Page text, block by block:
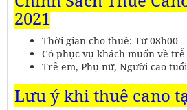
2021
Thời gian cho thuê: Từ 08h00 -
Có phục vụ khách muốn về
Trẻ em, Phụ nữ, Người cao
Lưu ý khi thuê cano